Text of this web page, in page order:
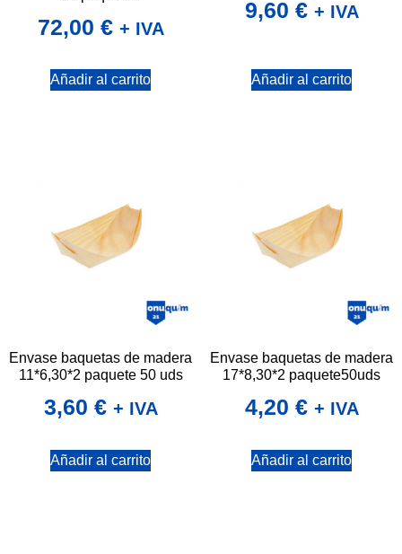
72,00 € + IVA
Añadir al carrito
9,60 € + IVA
Añadir al carrito
Envase baquetas de madera
11*6,30*2 paquete 50 uds
3,60 € + IVA
Añadir al carrito
Envase baquetas de madera
17*8,30*2 paquete50uds
4,20 € + IVA
Añadir al carrito